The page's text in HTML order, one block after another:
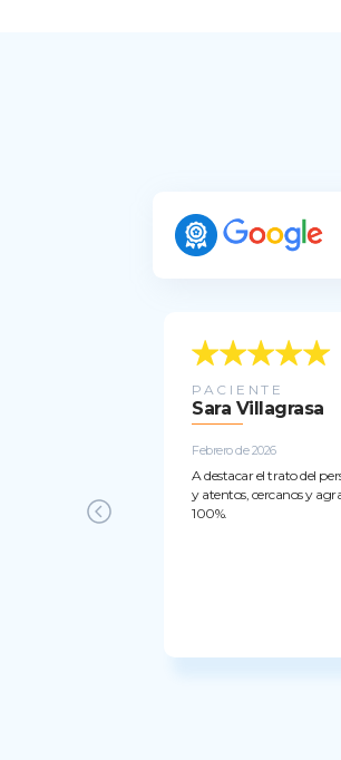
PACIENTE
Sara Villagrasa
Febrero de 2026
A destacar el trato del
y atentos, cercanos y
100%.